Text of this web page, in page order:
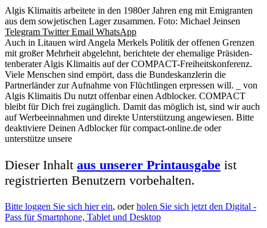
Algis Klimaitis arbeitete in den 1980er Jahren eng mit Emigranten
aus dem sowjetischen Lager zusammen. Foto: Michael Jeinsen
Telegram Twitter Email WhatsApp
Auch in Litauen wird Angela Merkels Politik der offenen Grenzen
mit großer Mehrheit abgelehnt, berichtete der ehemalige Präsiden­
ten­berater Algis Klimaitis auf der COMPACT-Freiheitskonferenz.
Viele Menschen sind empört, dass die Bundeskanzlerin die
Partnerländer zur Aufnahme von Flüchtlingen erpressen will. _ von
Algis Klimaitis Du nutzt offenbar einen Adblocker. COMPACT
bleibt für Dich frei zugänglich. Damit das möglich ist, sind wir auch
auf Werbeeinnahmen und direkte Unterstützung angewiesen. Bitte
deaktiviere Deinen Adblocker für compact-online.de oder
unterstütze unsere
Dieser Inhalt aus unserer Printausgabe ist
registrierten Benutzern vorbehalten.
Bitte loggen Sie sich hier ein, oderholen Sie sich jetzt den Digital -
Pass für Smartphone, Tablet und Desktop